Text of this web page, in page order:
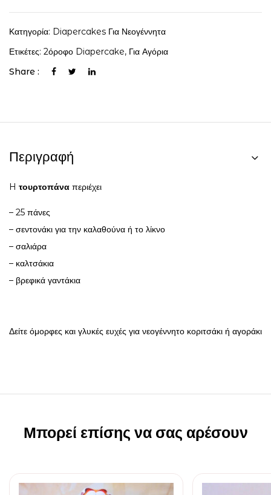
Κατηγορία: Diapercakes Για Νεογέννητα
Ετικέτες: 2όροφο Diapercake, Για Αγόρια
Share :
Περιγραφή
H τουρτοπάνα περιέχει
– 25 πάνες
– σεντονάκι για την καλαθούνα ή το λίκνο
– σαλιάρα
– καλτσάκια
– βρεφικά γαντάκια
Δείτε όμορφες και γλυκές ευχές για νεογέννητο κοριτσάκι ή αγοράκι
Μπορεί επίσης να σας αρέσουν